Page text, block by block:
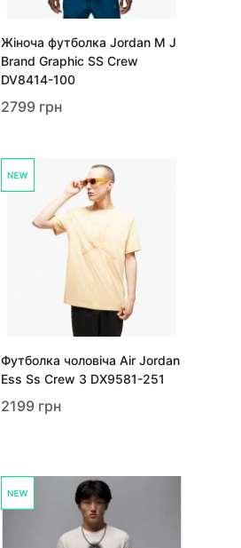
Жіноча футболка Jordan M J
Brand Graphic SS Crew
DV8414-100
2799 грн
Футболка чоловіча Air Jordan
Ess Ss Crew 3 DX9581-251
2199 грн